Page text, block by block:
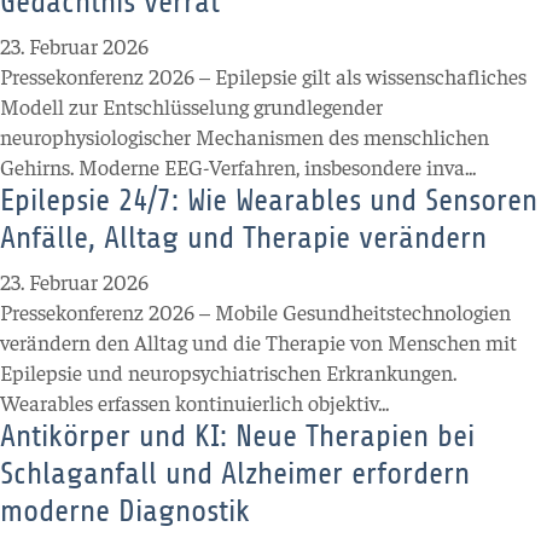
23. Februar 2026
Pressekonferenz 2026 – Epilepsie gilt als wissenschafliches
Modell zur Entschlüsselung grundlegender
neurophysiologischer Mechanismen des menschlichen
Gehirns. Moderne EEG-Verfahren, insbesondere inva...
Epilepsie 24/7: Wie Wearables und Sensoren
Anfälle, Alltag und Therapie verändern
23. Februar 2026
Pressekonferenz 2026 – Mobile Gesundheitstechnologien
verändern den Alltag und die Therapie von Menschen mit
Epilepsie und neuropsychiatrischen Erkrankungen.
Wearables erfassen kontinuierlich objektiv...
Antikörper und KI: Neue Therapien bei
Schlaganfall und Alzheimer erfordern
moderne Diagnostik